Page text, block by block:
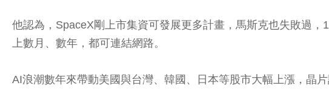
他認為，SpaceX剛上市集資可發展更多計畫，馬斯克也失敗過
上數月、數年，都可連結網路。
AI浪潮數年來帶動美國與台灣、韓國、日本等股市大幅上漲，晶